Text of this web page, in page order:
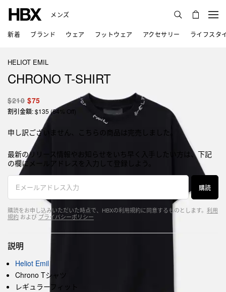
メンズ
新着 ブランド ウェア フットウェア アクセサリー ライフスタ
HELIOT EMIL
CHRONO T-SHIRT
$210 $75
割引金額: $135 (64% Off)
申し訳ございません、こちらの商品は完売しました。
最新のリリース情報やお知らせをいち早く入手したい方は、下記
の欄にメールアドレスを入力して登録しよう。
購読
購読をお申し込みいただいた時点で、HBXの利用規約に同意するものとします。 利用
規約 および プライバシーポリシー
説明
Heliot Emil
Chrono Tシャツ
レギュラーフィット